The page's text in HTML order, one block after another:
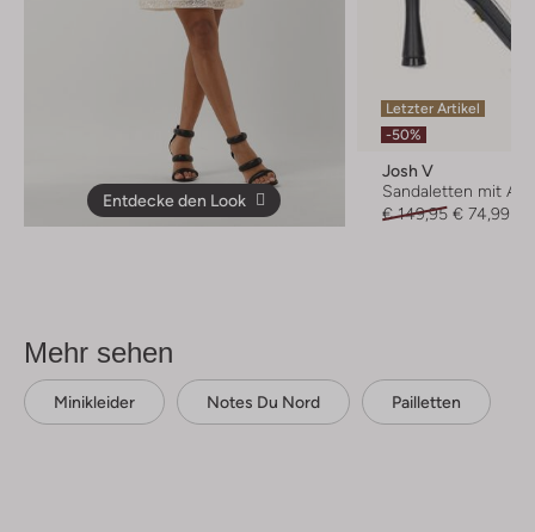
Entdecke den Look
Letzter Artikel
-50%
Josh V
Sandaletten mit
€ 149,95 € 74,99
Mehr sehen
Minikleider Notes Du Nord Pailletten